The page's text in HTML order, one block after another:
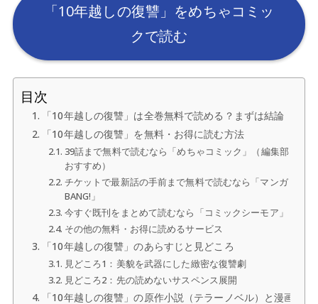
「10年越しの復讐」をめちゃコミッ
クで読む
目次
「10年越しの復讐」は全巻無料で読める？まずは結論
「10年越しの復讐」を無料・お得に読む方法
39話まで無料で読むなら「めちゃコミック」（編集部
おすすめ）
チケットで最新話の手前まで無料で読むなら「マンガ
BANG!」
今すぐ既刊をまとめて読むなら「コミックシーモア」
その他の無料・お得に読めるサービス
「10年越しの復讐」のあらすじと見どころ
見どころ1：美貌を武器にした緻密な復讐劇
見どころ2：先の読めないサスペンス展開
「10年越しの復讐」の原作小説（テラーノベル）と漫画